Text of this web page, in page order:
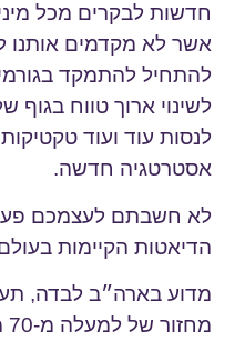
חדשות לבקרים מכל
אשר לא מקדמים אותנו
להתחיל להתמקד
לשינוי ארוך טווח בגוף
לנסות עוד ועוד
אסטרטגיה חדשה.
לא חשבתם לעצמכם
הדיאטות הקיימות בעולם הוא
מדוע בארה״ב לבדה,
מחזור של למעלה מ-70 מיליארד דולר בשנה?